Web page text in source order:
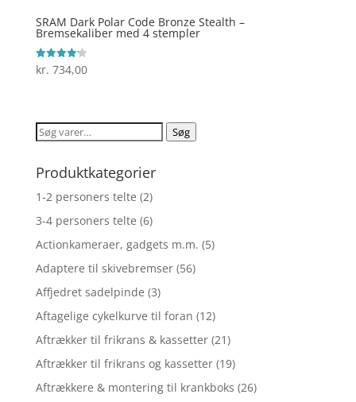
SRAM Dark Polar Code Bronze Stealth –
Bremsekaliber med 4 stempler
Vurderet
4.2
kr. 734,00
Søg
Søg
Produktkategorier
1-2 personers telte (2)
3-4 personers telte (6)
Actionkameraer, gadgets m.m. (5)
Adaptere til skivebremser (56)
Affjedret sadelpinde (3)
Aftagelige cykelkurve til foran (12)
Aftrækker til frikrans & kassetter (21)
Aftrækker til frikrans og kassetter (19)
Aftrækkere & montering til krankboks (26)